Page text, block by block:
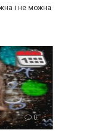
і не можна
0